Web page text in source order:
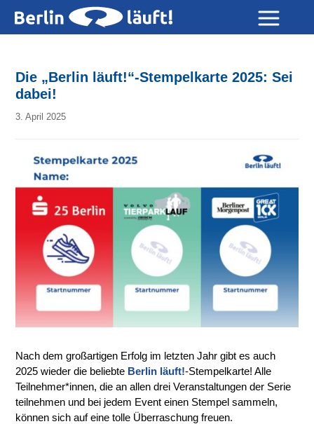
Die „Berlin läuft!“-Stempelkarte 2025: Sei
dabei!
3. April 2025
Nach dem großartigen Erfolg im letzten Jahr gibt es auch
2025 wieder die beliebte Berlin läuft!-Stempelkarte! Alle
Teilnehmer*innen, die an allen drei Veranstaltungen der Serie
teilnehmen und bei jedem Event einen Stempel sammeln,
können sich auf eine tolle Überraschung freuen.